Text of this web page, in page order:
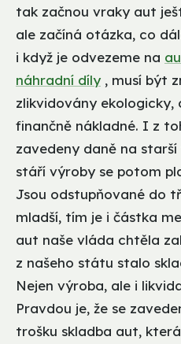
tak začnou vraky aut
ale začíná otázka, co
i když je odvezeme na
náhradní díly , musí být
zlikvidovány ekologicky,
finančně nákladné. I z
zavedeny daně na
stáří výroby se potom
Jsou odstupňované do
mladší, tím je i částka
aut naše vláda chtěla
z našeho státu stalo
Nejen výroba, ale i
Pravdou je, že se
trošku skladba aut,